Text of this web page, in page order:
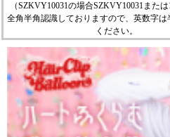
（SZKVY10031の場合SZKVY10031または
全角半角認識しておりますので、英数字は
ください。